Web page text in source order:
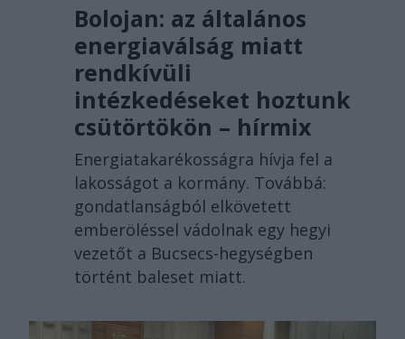
Bolojan: az általános
energiaválság miatt
rendkívüli
intézkedéseket hoztunk
csütörtökön – hírmix
Energiatakarékosságra hívja fel a
lakosságot a kormány. Továbbá:
gondatlanságból elkövetett
emberöléssel vádolnak egy hegyi
vezetőt a Bucsecs-hegységben
történt baleset miatt.